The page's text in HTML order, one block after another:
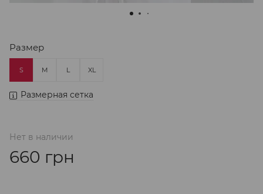
Размер
S M L XL
Размерная сетка
Нет в наличии
660 грн